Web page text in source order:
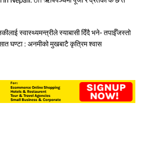
स्वास्थ्यमन्त्रीले स्याबासी दिँदै भने- तपाईँजस्तो
सात घण्टा : अनमीको मुखबाटै कृत्रिम श्वास